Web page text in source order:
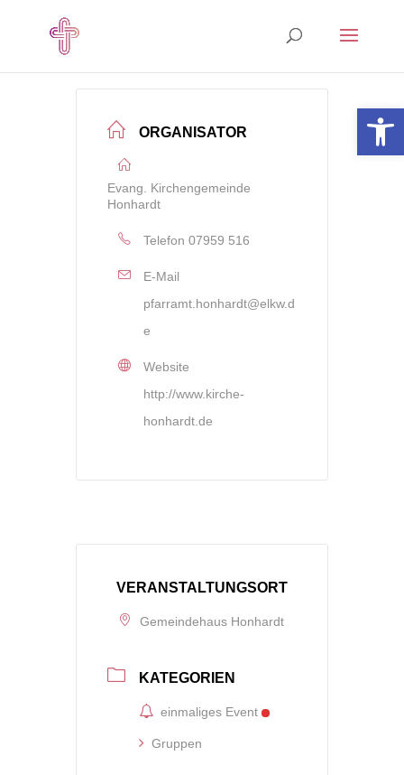
ORGANISATOR
Evang. Kirchengemeinde
Honhardt
Telefon 07959 516
E-Mail
pfarramt.honhardt@elkw.d
e
Website
http://www.kirche-
honhardt.de
VERANSTALTUNGSORT
Gemeindehaus Honhardt
KATEGORIEN
einmaliges Event
Gruppen